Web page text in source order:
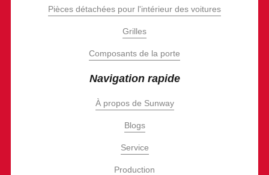
Pièces détachées pour l'intérieur des voitures
Grilles
Composants de la porte
Navigation rapide
À propos de Sunway
Blogs
Service
Production